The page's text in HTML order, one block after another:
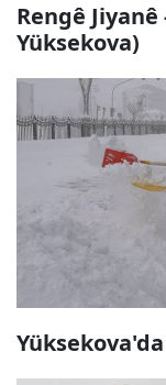
Rengê
Yüksekova)